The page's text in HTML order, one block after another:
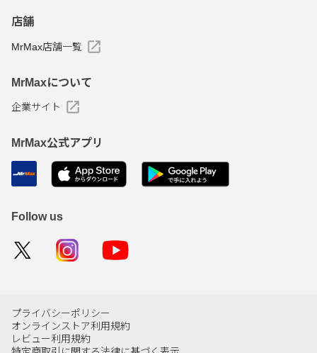
店舗
MrMax店舗一覧
MrMaxについて
企業サイト
MrMax公式アプリ
Follow us
プライバシーポリシー
オンラインストア利用規約
レビュー利用規約